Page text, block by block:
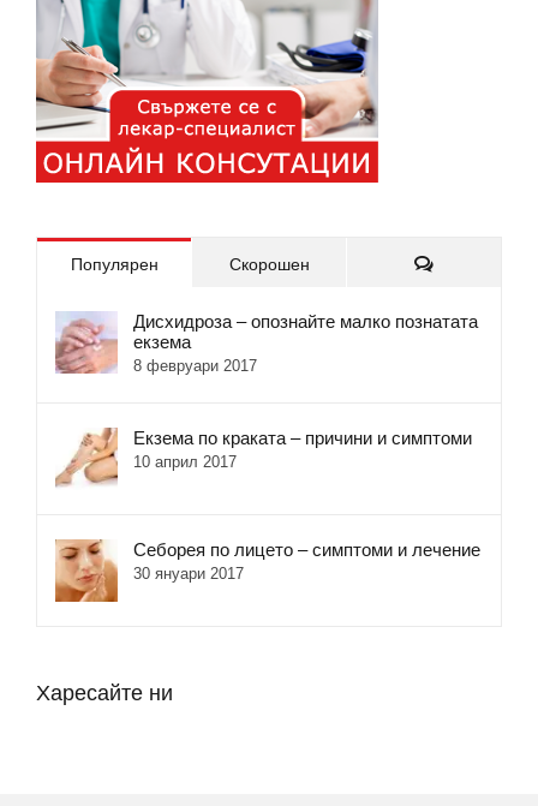
Популярен Скорошен Коментари
Дисхидроза – опознайте малко познатата
екзема
8 февруари 2017
Екзема по краката – причини и симптоми
10 април 2017
Себорея по лицето – симптоми и лечение
30 януари 2017
Харесайте ни